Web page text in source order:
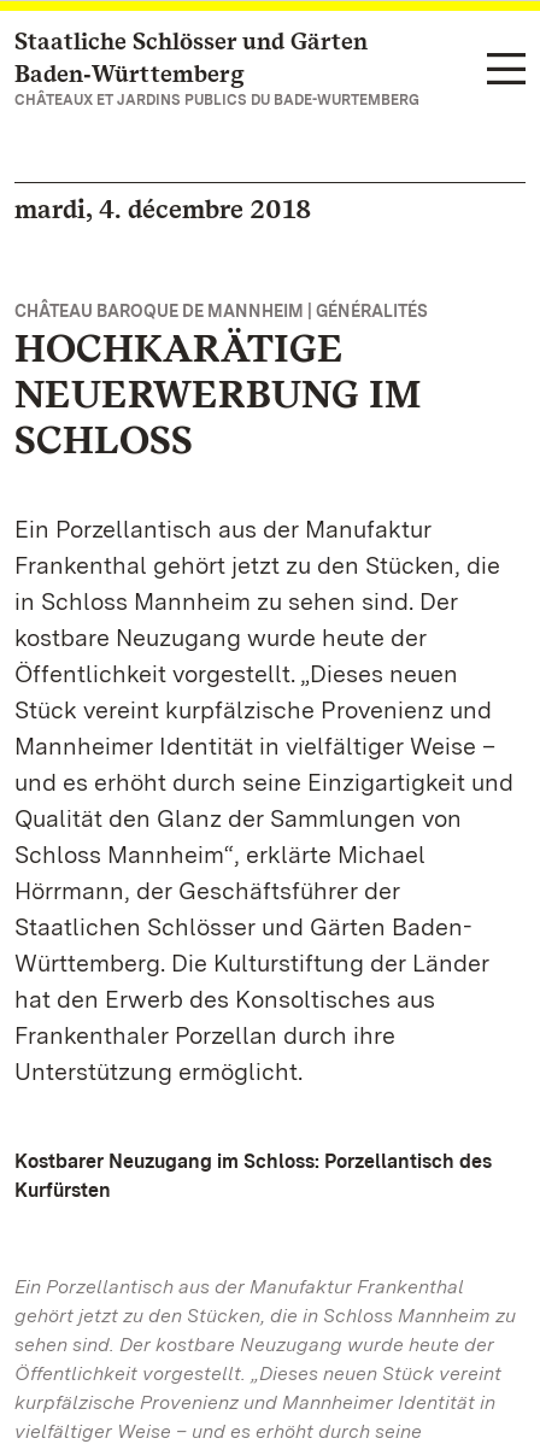
Vers la page d’accueil
Staatliche Schlösser und Gärten
Baden‑Württemberg
CHÂTEAUX ET JARDINS PUBLICS DU BADE-WURTEMBERG
mardi, 4. décembre 2018
CHÂTEAU BAROQUE DE MANNHEIM | GÉNÉRALITÉS
HOCHKARÄTIGE
NEUERWERBUNG IM
SCHLOSS
Ein Porzellantisch aus der Manufaktur
Frankenthal gehört jetzt zu den Stücken, die
in Schloss Mannheim zu sehen sind. Der
kostbare Neuzugang wurde heute der
Öffentlichkeit vorgestellt. „Dieses neuen
Stück vereint kurpfälzische Provenienz und
Mannheimer Identität in vielfältiger Weise –
und es erhöht durch seine Einzigartigkeit und
Qualität den Glanz der Sammlungen von
Schloss Mannheim“, erklärte Michael
Hörrmann, der Geschäftsführer der
Staatlichen Schlösser und Gärten Baden-
Württemberg. Die Kulturstiftung der Länder
hat den Erwerb des Konsoltisches aus
Frankenthaler Porzellan durch ihre
Unterstützung ermöglicht.
Kostbarer Neuzugang im Schloss: Porzellantisch des
Kurfürsten
Ein Porzellantisch aus der Manufaktur Frankenthal
gehört jetzt zu den Stücken, die in Schloss Mannheim zu
sehen sind. Der kostbare Neuzugang wurde heute der
Öffentlichkeit vorgestellt. „Dieses neuen Stück vereint
kurpfälzische Provenienz und Mannheimer Identität in
vielfältiger Weise – und es erhöht durch seine